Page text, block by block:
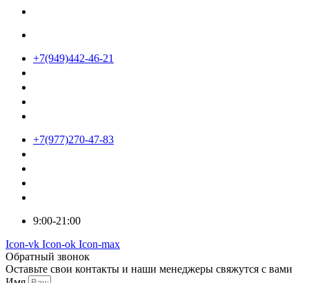
+7(949)442-46-21
+7(977)270-47-83
9:00-21:00
Icon-vk Icon-ok Icon-max
Обратный звонок
Оставьте свои контакты и наши менеджеры свяжутся с вами